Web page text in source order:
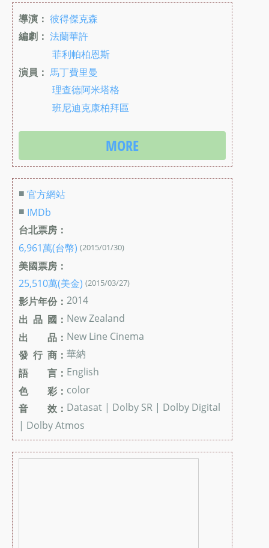
導演： 彼得傑克森
編劇： 法蘭華許
菲利帕柏恩斯
演員： 馬丁費里曼
理查德阿米塔格
班尼迪克康柏拜區
MORE
■ 官方網站
■ IMDb
台北票房：
6,961萬(台幣) (2015/01/30)
美國票房：
25,510萬(美金) (2015/03/27)
影片年份： 2014
出 品 國： New Zealand
出 品： New Line Cinema
發 行 商： 華納
語 言： English
色 彩： color
音 效： Datasat | Dolby SR | Dolby Digital
| Dolby Atmos